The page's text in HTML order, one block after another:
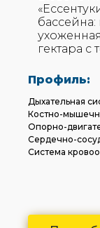
гектара
Профиль:
Дыхательная
Костно-
Опорно-
Сердечно-
Система